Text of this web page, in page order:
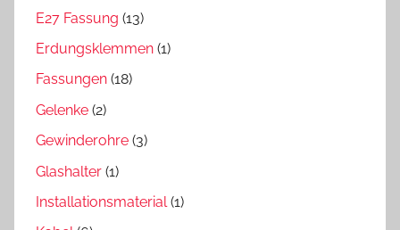
E27 Fassung (13)
Erdungsklemmen (1)
Fassungen (18)
Gelenke (2)
Gewinderohre (3)
Glashalter (1)
Installationsmaterial(1)